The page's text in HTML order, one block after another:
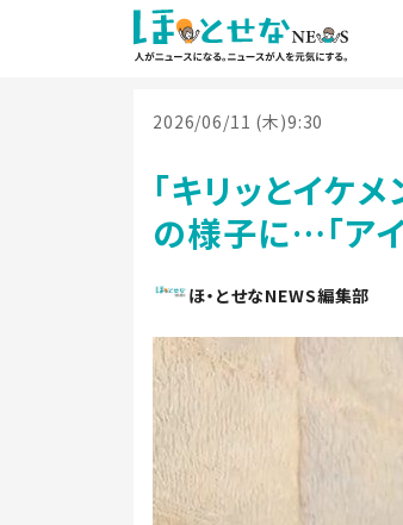
2026/06/11 (木)9:30
「キリッとイケ
の様子に…「アイ
ほ・とせなNEWS編集部